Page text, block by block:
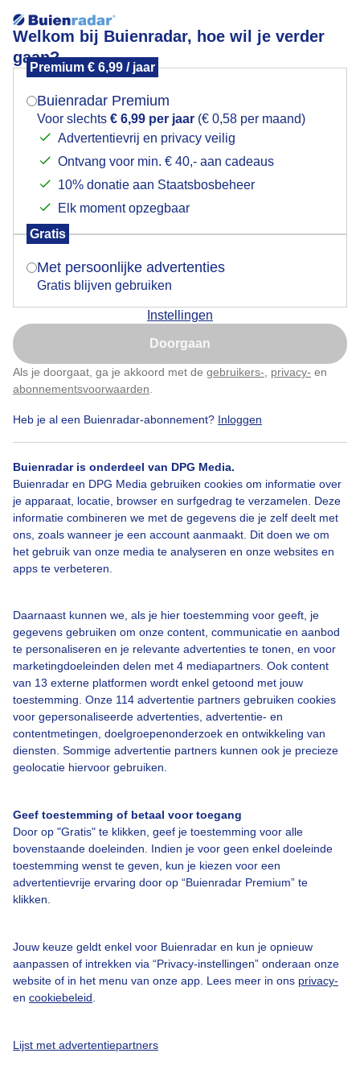
Welkom bij Buienradar, hoe wil je verder
gaan?
Premium € 6,99 / jaar
Buienradar Premium
Voor slechts € 6,99 per jaar (€ 0,58 per maand)
Advertentievrij en privacy veilig
Ontvang voor min. € 40,- aan cadeaus
10% donatie aan Staatsbosbeheer
Elk moment opzegbaar
Gratis
Met persoonlijke advertenties
Gratis blijven gebruiken
Instellingen
Doorgaan
Als je doorgaat, ga je akkoord met de gebruikers- privacy- en
abonnementsvoorwaarden
Heb je al een Buienradar-abonnement? Inloggen
Buienradar is onderdeel van DPG Media.
Buienradar en DPG Media gebruiken cookies om informatie over
je apparaat, locatie, browser en surfgedrag te verzamelen. Deze
informatie combineren we met de gegevens die je zelf deelt met
ons, zoals wanneer je een account aanmaakt. Dit doen we om
het gebruik van onze media te analyseren en onze websites en
apps te verbeteren.
Daarnaast kunnen we, als je hier toestemming voor geeft, je
gegevens gebruiken om onze content, communicatie en aanbod
te personaliseren en je relevante advertenties te tonen, en voor
marketingdoeleinden delen met 4 mediapartners. Ook content
van 13 externe platformen wordt enkel getoond met jouw
toestemming. Onze 114 advertentie partners gebruiken cookies
voor gepersonaliseerde advertenties, advertentie- en
contentmetingen, doelgroepenonderzoek en ontwikkeling van
diensten. Sommige advertentie partners kunnen ook je precieze
geolocatie hiervoor gebruiken.
Geef toestemming of betaal voor toegang
Door op "Gratis" te klikken, geef je toestemming voor alle
bovenstaande doeleinden. Indien je voor geen enkel doeleinde
toestemming wenst te geven, kun je kiezen voor een
advertentievrije ervaring door op “Buienradar Premium” te
klikken.
Jouw keuze geldt enkel voor Buienradar en kun je opnieuw
aanpassen of intrekken via “Privacy-instellingen” onderaan onze
website of in het menu van onze app. Lees meer in ons privacy-
en cookiebeleid
Lijst met advertentiepartners
Motregendruppels op de autoruit
Kats, Zeeland
Motregendruppels
Bekijk slideshow
Een moment geduld aub...
Bedrijfsgegevens
Veelgestelde vragen
Contact
Gebruikersvoorwaarden
Adverteren
Buienradar Team
Mogen we je locatie gebruiken voor het
Indien je hier nog geen akkoord op hebt gegeven,
verschijnt er zo een pop-up uit je browser waarin
Is goed, toon de popup
Nu niet, misschien later
Klik hierom dit aan te passen